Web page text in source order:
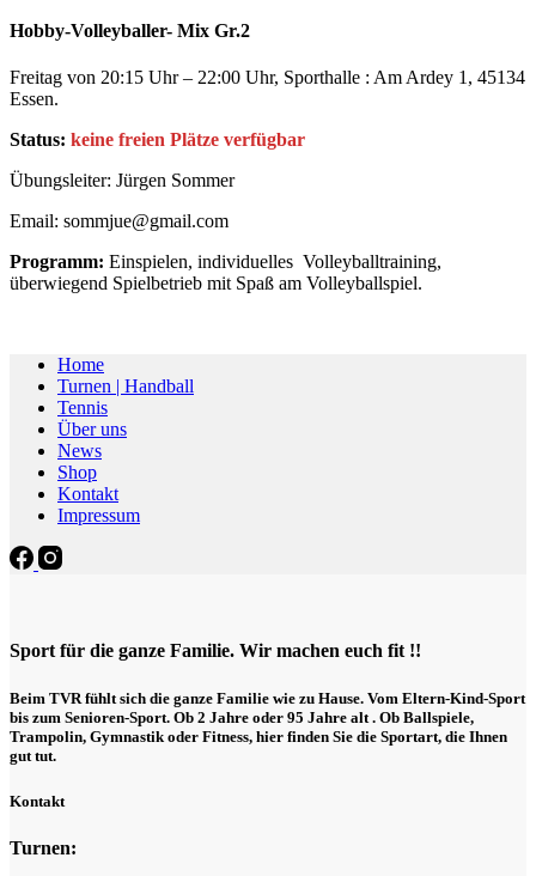
Hobby-Volleyballer- Mix Gr.2
Freitag von 20:15 Uhr – 22:00 Uhr, Sporthalle : Am Ardey 1, 45134
Essen.
Status: keine freien Plätze verfügbar
Übungsleiter: Jürgen Sommer
Email: sommjue@gmail.com
Programm: Einspielen, individuelles Volleyballtraining,
überwiegend Spielbetrieb mit Spaß am Volleyballspiel.
Home
Turnen | Handball
Tennis
Über uns
News
Shop
Kontakt
Impressum
Sport für die ganze Familie. Wir machen euch fit !!
Beim TVR fühlt sich die ganze Familie wie zu Hause. Vom Eltern-Kind-Sport
bis zum Senioren-Sport. Ob 2 Jahre oder 95 Jahre alt . Ob Ballspiele,
Trampolin, Gymnastik oder Fitness, hier finden Sie die Sportart, die Ihnen
gut tut.
Kontakt
Turnen: